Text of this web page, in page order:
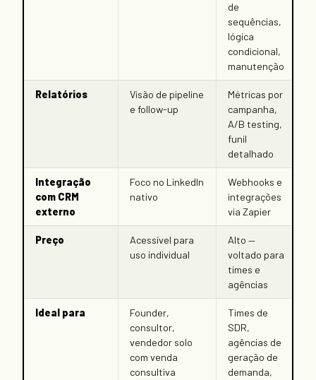
de
sequências,
lógica
condicional,
manutenção
Relatórios
Visão de pipeline
e follow-up
Métricas por
campanha,
A/B testing,
funil
detalhado
Integração
com CRM
externo
Foco no LinkedIn
nativo
Webhooks e
integrações
via Zapier
Preço
Acessível para
uso individual
Alto —
voltado para
times e
agências
Ideal para
Founder,
consultor,
vendedor solo
com venda
consultiva
Times de
SDR,
agências de
geração de
demanda,